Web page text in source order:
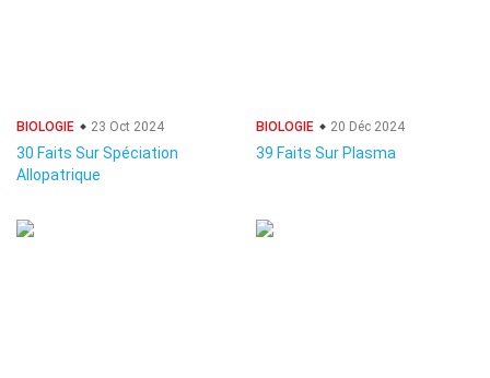
BIOLOGIE 23 Oct 2024
30 Faits Sur Spéciation
Allopatrique
BIOLOGIE 20 Déc 2024
39 Faits Sur Plasma